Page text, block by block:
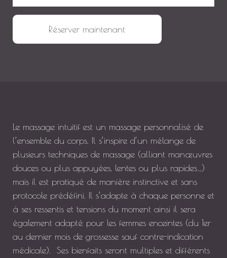
quantité de 1 massage intuitif de 45 min et 1 soin du visage de 1h
Réserver maintenant
Le massage intuitif est un massage personnalisé de
l’ensemble du corps. Il s’inspire d’un mélange de
plusieurs techniques de massage (alliant manœuvres
douces ou plus appuyées, lentes ou plus rapides…)
mais il est pratiqué de manière instinctive et sans
protocole prédéfini. Il s’adapte à chaque personne et
à ses ressentis et tensions du moment ainsi il sera
également adapté pour les femmes enceintes (du 1er
au dernier mois de grossesse sauf contre-indication
médicale). Ses bienfaits seront multiples et différents